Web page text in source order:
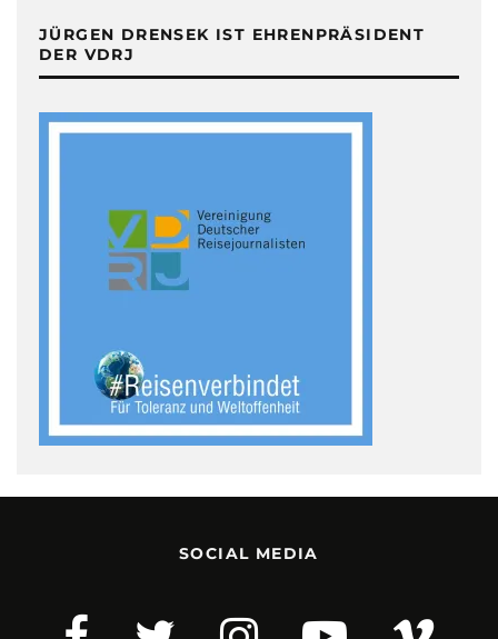
JÜRGEN DRENSEK IST EHRENPRÄSIDENT
DER VDRJ
SOCIAL MEDIA